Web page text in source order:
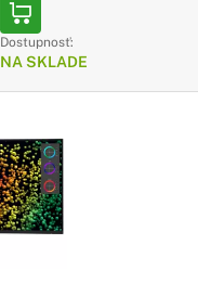
Dostupnosť:
NA SKLADE